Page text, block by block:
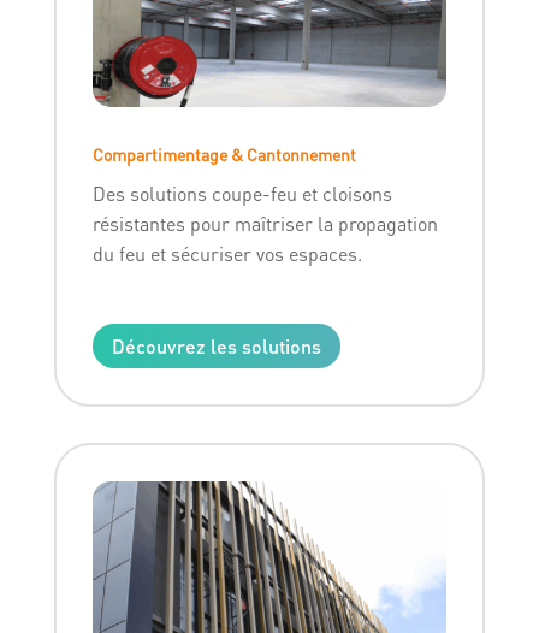
Compartimentage & Cantonnement
Des solutions coupe-feu et cloisons
résistantes pour maîtriser la propagation
du feu et sécuriser vos espaces.
Découvrez les solutions